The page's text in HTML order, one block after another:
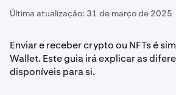
Última atualização: 31 de março de 2025
Enviar e receber crypto ou NFTs é
Wallet. Este guia irá explicar as
disponíveis para si.